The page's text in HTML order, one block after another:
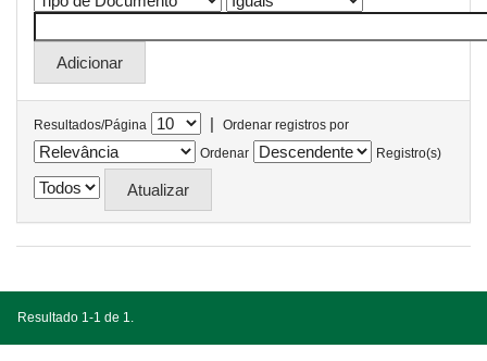
Resultados/Página |
Ordenar registros por
Ordenar
Registro(s)
Resultado 1-1 de 1.